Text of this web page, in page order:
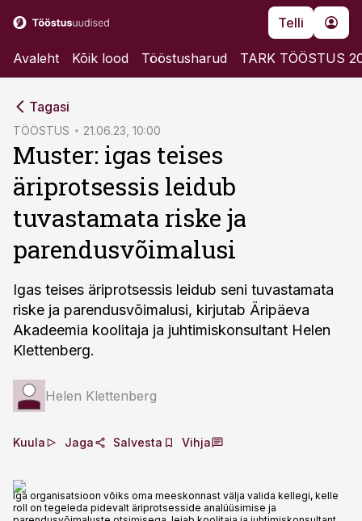
Telli
Avaleht Kõik lood Tööstusharud TARK TÖÖSTUS
Tagasi
TÖÖSTUS 21.06.23, 10:00
Muster: igas teises
äriprotsessis leidub
tuvastamata riske ja
parendusvõimalusi
Igas teises äriprotsessis leidub seni tuvastamata
riske ja parendusvõimalusi, kirjutab Äripäeva
Akadeemia koolitaja ja juhtimiskonsultant Helen
Klettenberg.
Helen Klettenberg
Kuula Jaga Salvesta Vihja
Iga organisatsioon võiks oma meeskonnast välja valida kellegi, kelle
roll on tegeleda pidevalt äriprotsesside analüüsimise ja